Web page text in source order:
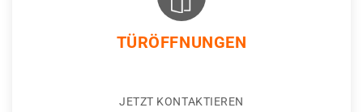
TÜRÖFFNUNGEN
JETZT KONTAKTIEREN